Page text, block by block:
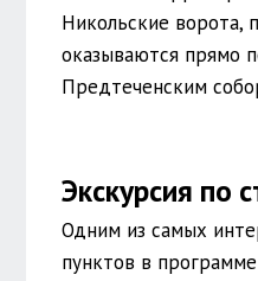
Никольские ворота,
оказываются прямо
Предтеченским
Экскурсия по
Одним из самых
пунктов в